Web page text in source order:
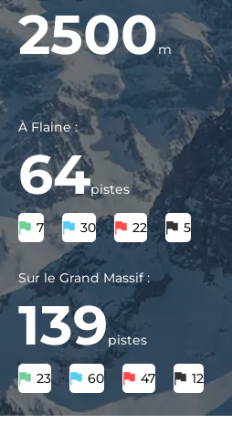
2500m
À Flaine :
64pistes
7 30 22 5
Sur le Grand Massif :
139pistes
23 60 47 12